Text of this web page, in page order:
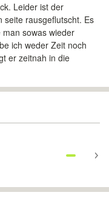
Leider ist der
seite rausgeflutscht. Es
sowas wieder
ich weder Zeit noch
er zeitnah in die